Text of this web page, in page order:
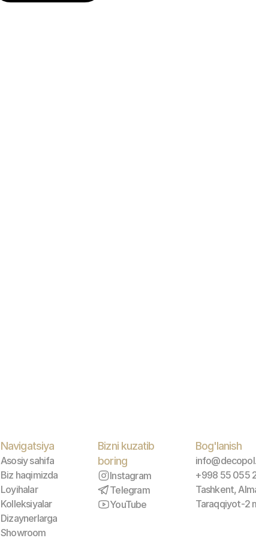
Navigatsiya
Asosiy sahifa
Biz haqimizda
Loyihalar
Kolleksiyalar
Dizaynerlarga
Showroom
Bizni kuzatib
boring
Instagram
Telegram
YouTube
Bog'lanish
+998 55 055
Tashkent,
Taraqqiyot-2